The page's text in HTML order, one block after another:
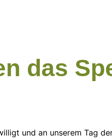
das
und an unserem Tag